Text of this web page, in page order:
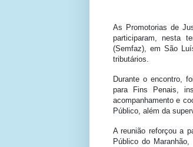
As Promotorias de
participaram, nesta
(Semfaz), em São
tributários.
Durante o encontro,
para Fins Penais,
acompanhamento e
Público, além da
A reunião reforçou a
Público do